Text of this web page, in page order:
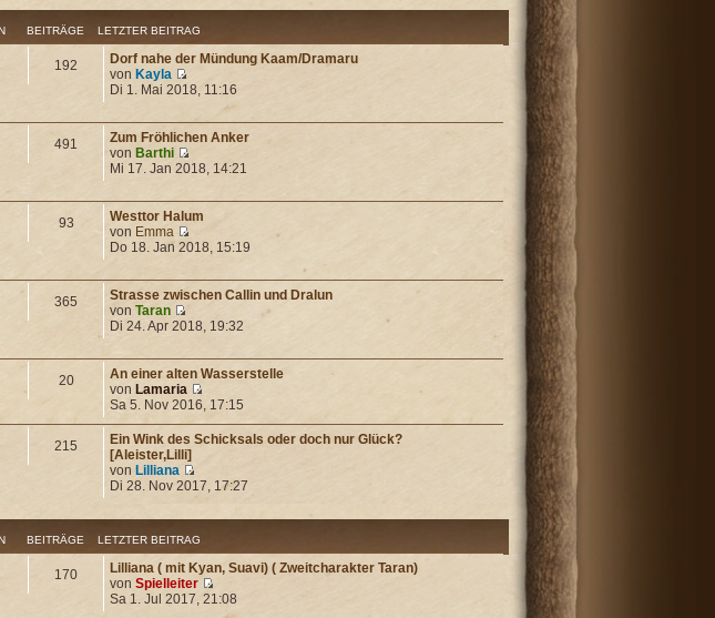
BEITRÄGE LETZTER BEITRAG
192
Dorf nahe der Mündung Kaam/Dramaru
vonKayla
Di 1. Mai 2018, 11:16
491
Zum Fröhlichen Anker
vonBarthi
Mi 17. Jan 2018, 14:21
93
Westtor Halum
von Emma
Do 18. Jan 2018, 15:19
365
Strasse zwischen Callin und Dralun
vonTaran
Di 24. Apr 2018, 19:32
20
An einer alten Wasserstelle
vonLamaria
Sa 5. Nov 2016, 17:15
215
Ein Wink des Schicksals oder doch nur Glück?
[Aleister,Lilli]
vonLilliana
Di 28. Nov 2017, 17:27
BEITRÄGE LETZTER BEITRAG
170
Lilliana ( mit Kyan, Suavi) ( Zweitcharakter Taran)
vonSpielleiter
Sa 1. Jul 2017, 21:08